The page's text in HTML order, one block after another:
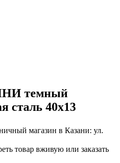
темный
сталь 40х13
магазин в Казани: ул.
товар вживую или заказать